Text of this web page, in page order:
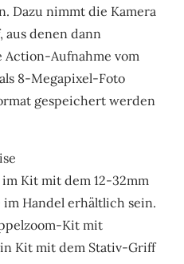
Dazu nimmt die Kamera
aus denen dann
Aufnahme vom
8-Megapixel-Foto
gespeichert werden
im Kit mit dem 12-32mm
Handel erhältlich sein.
Kit mit
Kit mit dem Stativ-Griff